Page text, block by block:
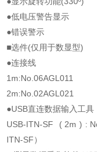
●低电压警告显示
●错误警示
■选件(仅用于数显型)
●连接线
1m:No.06AGL011
2m:No.02AGL021
●USB直连数据输入工具
USB-ITN-SF ( 2m ) :
ITN-SF）